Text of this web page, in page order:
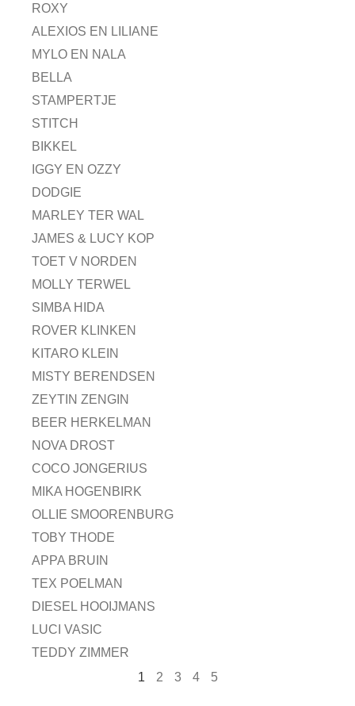
ROXY
ALEXIOS EN LILIANE
MYLO EN NALA
BELLA
STAMPERTJE
STITCH
BIKKEL
IGGY EN OZZY
DODGIE
MARLEY TER WAL
JAMES & LUCY KOP
TOET V NORDEN
MOLLY TERWEL
SIMBA HIDA
ROVER KLINKEN
KITARO KLEIN
MISTY BERENDSEN
ZEYTIN ZENGIN
BEER HERKELMAN
NOVA DROST
COCO JONGERIUS
MIKA HOGENBIRK
OLLIE SMOORENBURG
TOBY THODE
APPA BRUIN
TEX POELMAN
DIESEL HOOIJMANS
LUCI VASIC
TEDDY ZIMMER
1
2 3 4 5